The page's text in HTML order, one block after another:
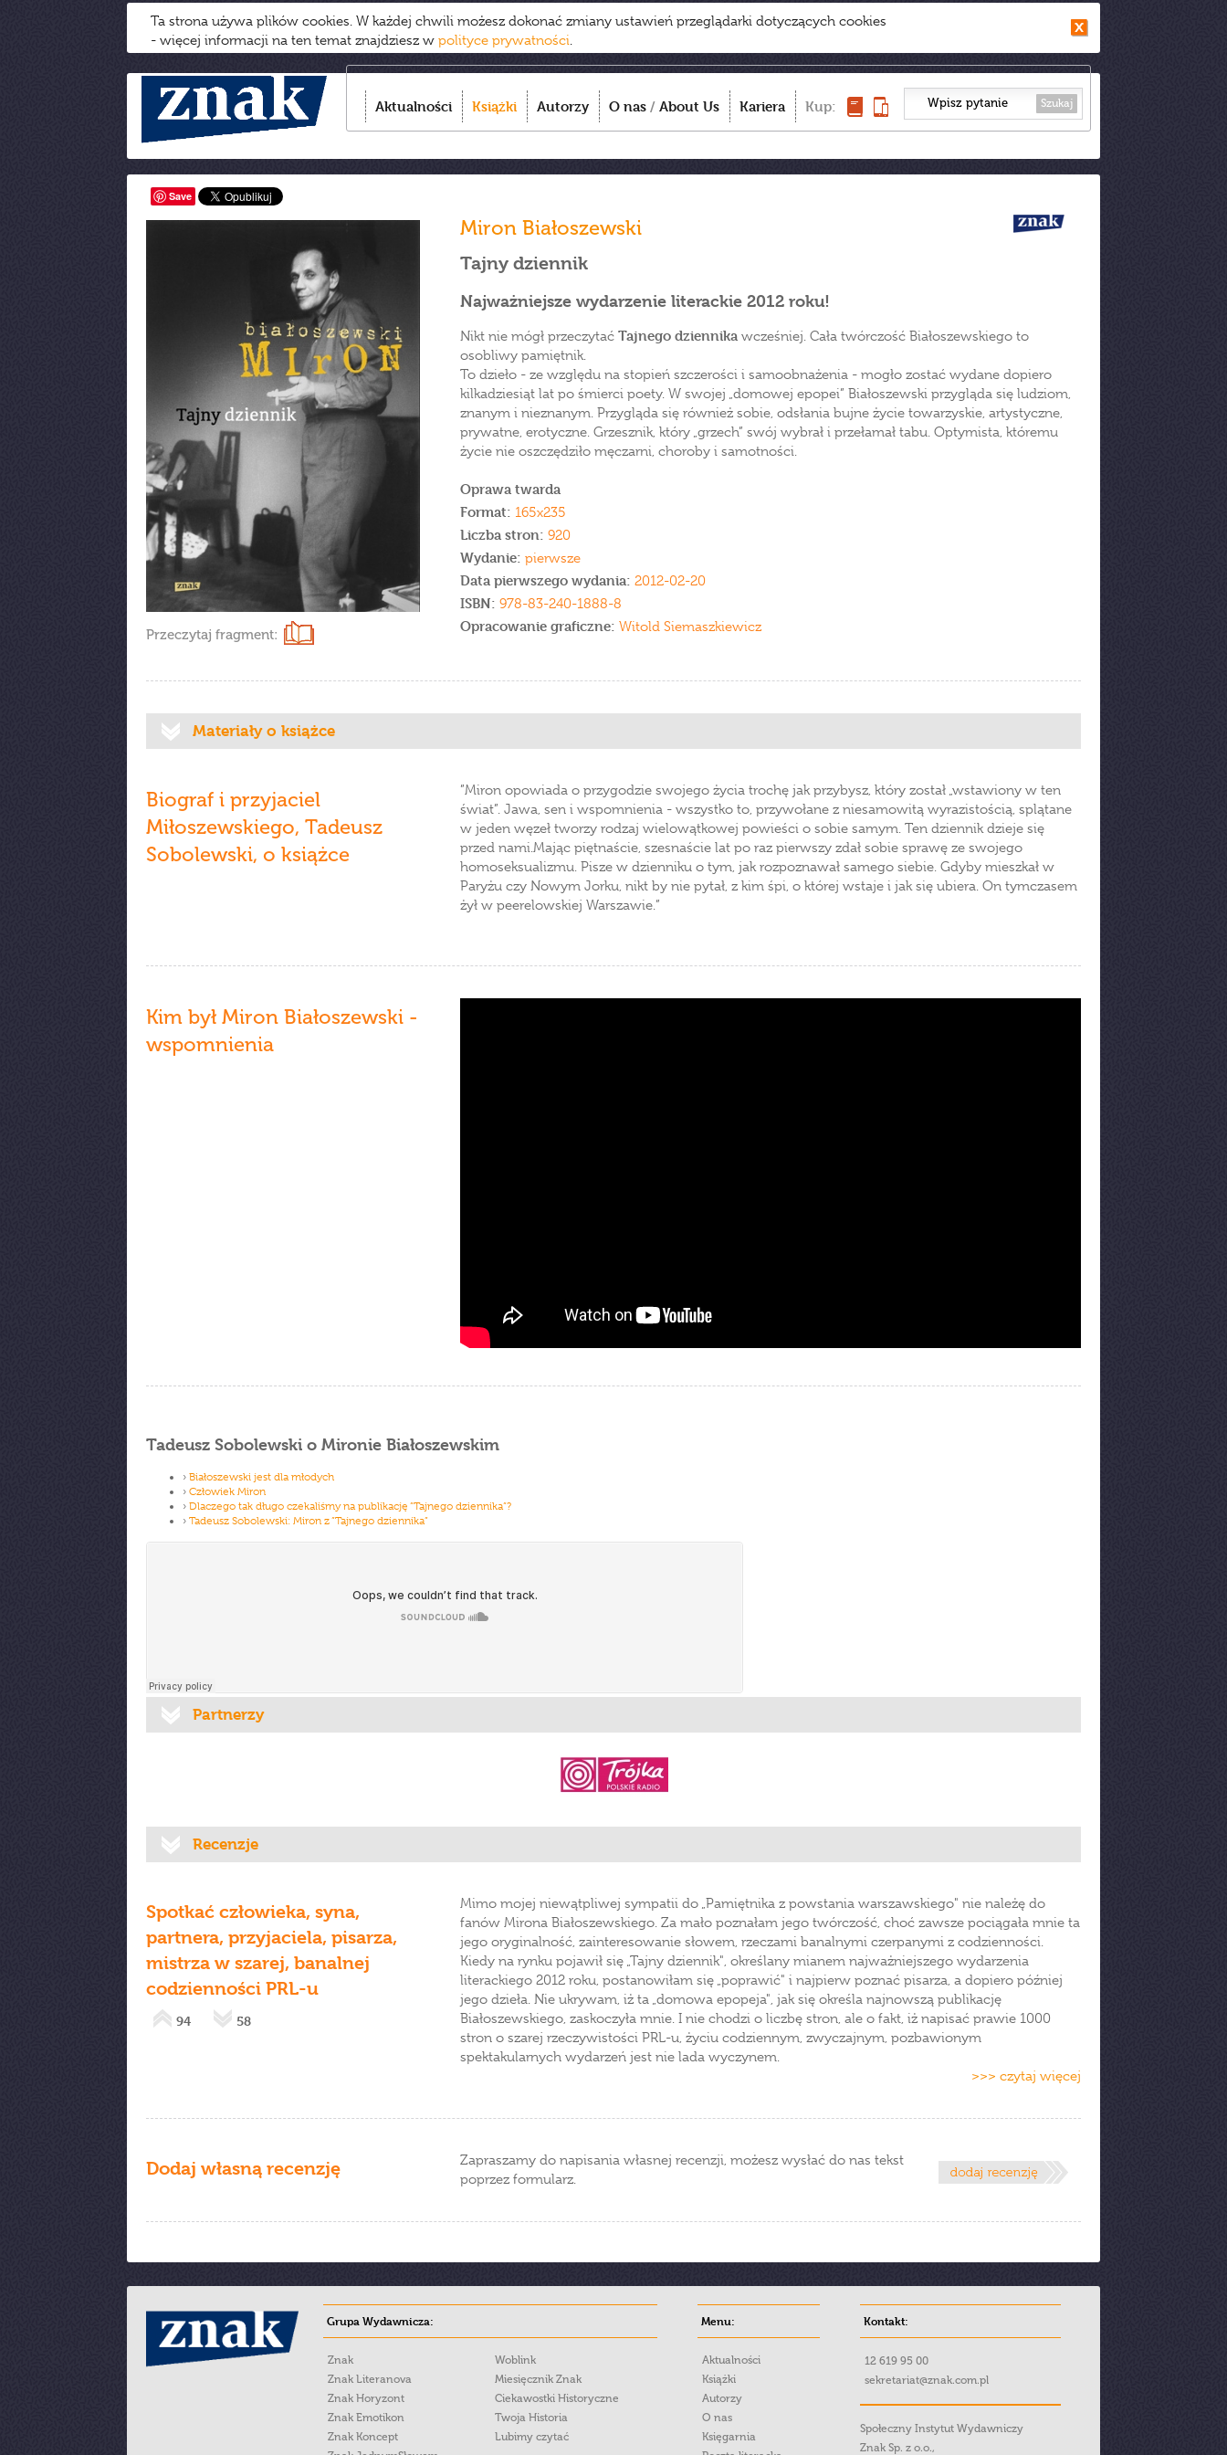
Ta strona używa plików cookies. W każdej chwili możesz dokonać zmiany ustawień przeglądarki dotyczących cookies
- więcej informacji na ten temat znajdziesz w polityce prywatności.
Aktualności Książki Autorzy O nas / About Us Kariera Kup: Szukaj
Save
Przeczytaj fragment:
Miron Białoszewski
Tajny dziennik
Najważniejsze wydarzenie literackie 2012 roku!
Nikt nie mógł przeczytać Tajnego dziennika wcześniej. Cała twórczość Białoszewskiego to
osobliwy pamiętnik.
To dzieło - ze względu na stopień szczerości i samoobnażenia - mogło zostać wydane dopiero
kilkadziesiąt lat po śmierci poety. W swojej „domowej epopei” Białoszewski przygląda się ludziom,
znanym i nieznanym. Przygląda się również sobie, odsłania bujne życie towarzyskie, artystyczne,
prywatne, erotyczne. Grzesznik, który „grzech” swój wybrał i przełamał tabu. Optymista, któremu
życie nie oszczędziło męczarni, choroby i samotności.
Oprawa twarda
Format: 165x235
Liczba stron: 920
Wydanie: pierwsze
Data pierwszego wydania: 2012-02-20
ISBN: 978-83-240-1888-8
Opracowanie graficzne: Witold Siemaszkiewicz
Materiały o książce
Biograf i przyjaciel
Miłoszewskiego, Tadeusz
Sobolewski, o książce
”Miron opowiada o przygodzie swojego życia trochę jak przybysz, który został „wstawiony w ten
świat”. Jawa, sen i wspomnienia - wszystko to, przywołane z niesamowitą wyrazistością, splątane
w jeden węzeł tworzy rodzaj wielowątkowej powieści o sobie samym. Ten dziennik dzieje się
przed nami.Mając piętnaście, szesnaście lat po raz pierwszy zdał sobie sprawę ze swojego
homoseksualizmu. Pisze w dzienniku o tym, jak rozpoznawał samego siebie. Gdyby mieszkał w
Paryżu czy Nowym Jorku, nikt by nie pytał, z kim śpi, o której wstaje i jak się ubiera. On tymczasem
żył w peerelowskiej Warszawie.”
Kim był Miron Białoszewski -
wspomnienia
Tadeusz Sobolewski o Mironie Białoszewskim
› Białoszewski jest dla młodych
› Człowiek Miron
› Dlaczego tak długo czekaliśmy na publikację ”Tajnego dziennika”?
› Tadeusz Sobolewski: Miron z ”Tajnego dziennika”
Partnerzy
Recenzje
Spotkać człowieka, syna,
partnera, przyjaciela, pisarza,
mistrza w szarej, banalnej
codzienności PRL-u
94 58
Mimo mojej niewątpliwej sympatii do „Pamiętnika z powstania warszawskiego" nie należę do
fanów Mirona Białoszewskiego. Za mało poznałam jego twórczość, choć zawsze pociągała mnie ta
jego oryginalność, zainteresowanie słowem, rzeczami banalnymi czerpanymi z codzienności.
Kiedy na rynku pojawił się „Tajny dziennik", określany mianem najważniejszego wydarzenia
literackiego 2012 roku, postanowiłam się „poprawić" i najpierw poznać pisarza, a dopiero później
jego dzieła. Nie ukrywam, iż ta „domowa epopeja", jak się określa najnowszą publikację
Białoszewskiego, zaskoczyła mnie. I nie chodzi o liczbę stron, ale o fakt, iż napisać prawie 1000
stron o szarej rzeczywistości PRL-u, życiu codziennym, zwyczajnym, pozbawionym
spektakularnych wydarzeń jest nie lada wyczynem.
>>> czytaj więcej
Dodaj własną recenzję
Zapraszamy do napisania własnej recenzji, możesz wysłać do nas tekst
poprzez formularz.
Grupa Wydawnicza:
Znak
Znak Literanova
Znak Horyzont
Znak Emotikon
Znak Koncept
Woblink
Miesięcznik Znak
Ciekawostki Historyczne
Twoja Historia
Lubimy czytać
Menu:
Aktualności
Książki
Autorzy
O nas
Księgarnia
Kontakt:
12 619 95 00
sekretariat@znak.com.pl
Społeczny Instytut Wydawniczy
Znak Sp. z o.o.,